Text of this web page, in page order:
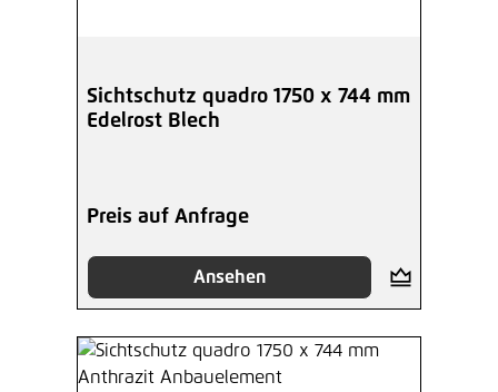
Sichtschutz quadro 1750 x 744 mm
Edelrost Blech
Preis auf Anfrage
Ansehen